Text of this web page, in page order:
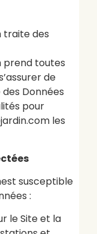
traite des
prend toutes
de
Données
pour
les
susceptible
:
le Site et la